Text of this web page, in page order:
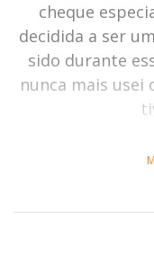
cheque
decidida a ser
sido durante
nunca mais usei